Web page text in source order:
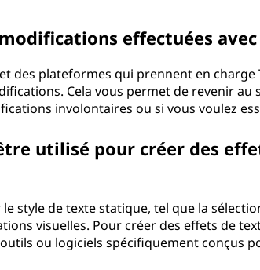
effectuées
des plateformes qui prennent en charge
Cela vous permet de revenir au
involontaires ou si vous voulez
utilisé pour créer des
style de texte statique, tel que la
visuelles. Pour créer des effets de
ou logiciels spécifiquement conçus